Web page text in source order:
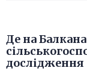
Де на
дослідження